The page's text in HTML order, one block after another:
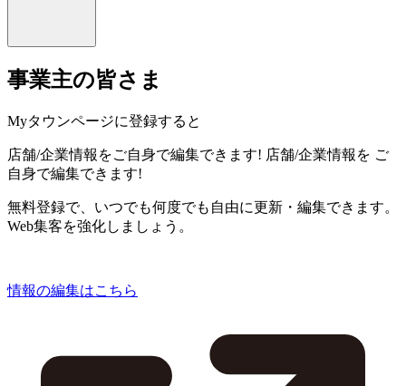
事業主の皆さま
Myタウンページに登録すると
店舗/企業情報をご自身で編集できます! 店舗/企業情報を ご
自身で編集できます!
無料登録で、いつでも何度でも自由に更新・編集できます。
Web集客を強化しましょう。
情報の編集はこちら